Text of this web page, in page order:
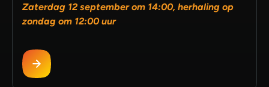
Zaterdag 12 september om 14:00, herhaling op
zondag om 12:00 uur